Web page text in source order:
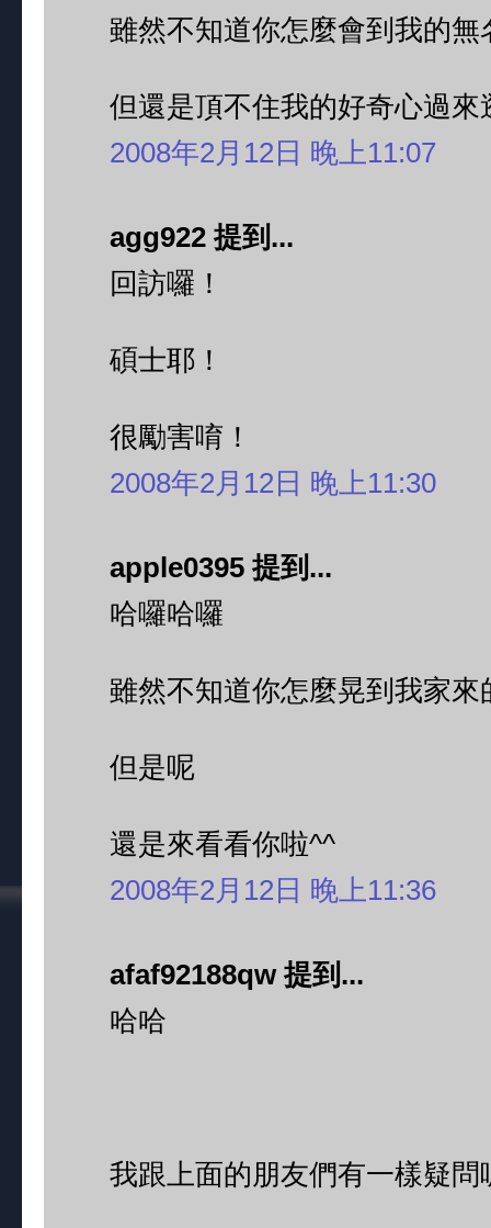
雖然不知道你怎麼會到我的無
但還是頂不住我的好奇心過來
2008年2月12日 晚上11:07
agg922 提到...
回訪囉！
碩士耶！
很勵害唷！
2008年2月12日 晚上11:30
apple0395 提到...
哈囉哈囉
雖然不知道你怎麼晃到我家來
但是呢
還是來看看你啦^^
2008年2月12日 晚上11:36
afaf92188qw 提到...
哈哈
我跟上面的朋友們有一樣疑問